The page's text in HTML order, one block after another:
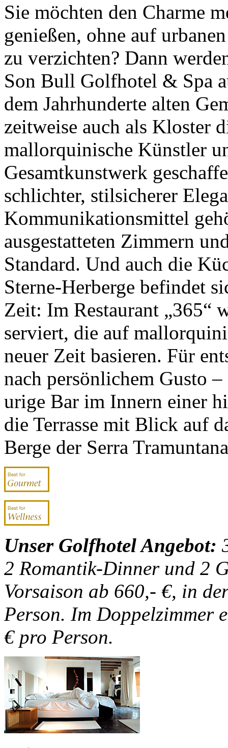
Sie möchten den Charme
genießen, ohne auf
zu verzichten? Dann
Son Bull Golfhotel & Spa
dem Jahrhunderte alten
zeitweise auch als Kloster
mallorquinische Künstler
Gesamtkunstwerk
schlichter, stilsicherer
Kommunikationsmittel
ausgestatteten Zimmern
Standard. Und auch die
Sterne-Herberge befindet
Zeit: Im Restaurant „365“
serviert, die auf
neuer Zeit basieren. Für
nach persönlichem Gusto
urige Bar im Innern einer
die Terrasse mit Blick auf
Berge der Serra
Unser Golfhotel Angebot:
2 Romantik-Dinner und 2
Vorsaison ab 660,- €, in
Person. Im Doppelzimmer
€ pro Person.